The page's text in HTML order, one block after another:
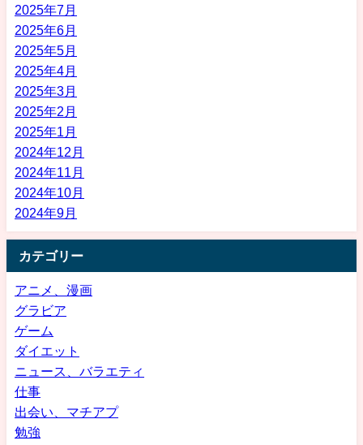
2025年7月
2025年6月
2025年5月
2025年4月
2025年3月
2025年2月
2025年1月
2024年12月
2024年11月
2024年10月
2024年9月
カテゴリー
アニメ、漫画
グラビア
ゲーム
ダイエット
ニュース、バラエティ
仕事
出会い、マチアプ
勉強